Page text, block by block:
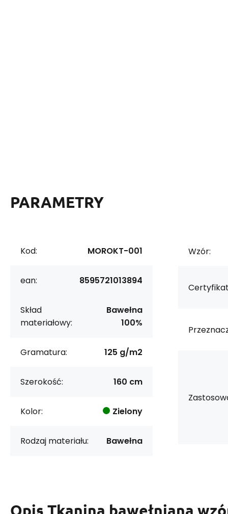
PARAMETRY
Kod: MOROKT-001
ean: 8595721013894
Skład
materiałowy:
Bawełna
100%
Gramatura: 125 g/m2
Szerokość: 160 cm
Kolor: Zielony
Rodzaj materiału: Bawełna
Wzór:
Opis Tkanina bawełniana